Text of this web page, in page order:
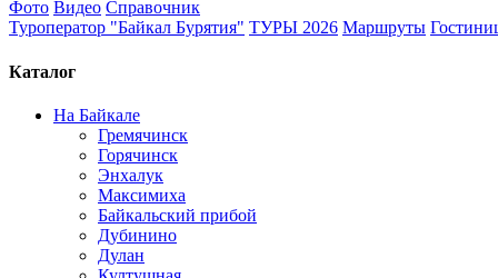
Фото Видео Справочник
Туроператор "Байкал Бурятия" ТУРЫ 2026 Маршруты
Каталог
На Байкале
Гремячинск
Горячинск
Энхалук
Максимиха
Байкальский прибой
Дубинино
Дулан